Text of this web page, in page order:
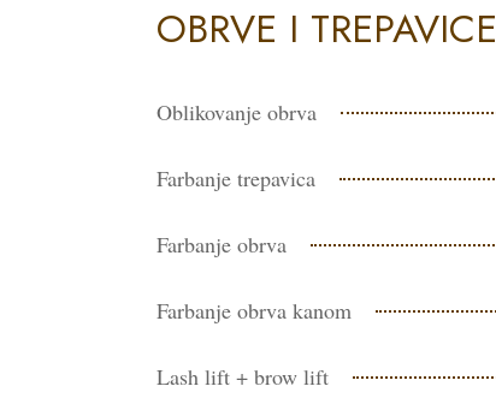
OBRVE I TREPAVICE
Oblikovanje obrva
Farbanje trepavica
Farbanje obrva
Farbanje obrva kanom
Lash lift + brow lift